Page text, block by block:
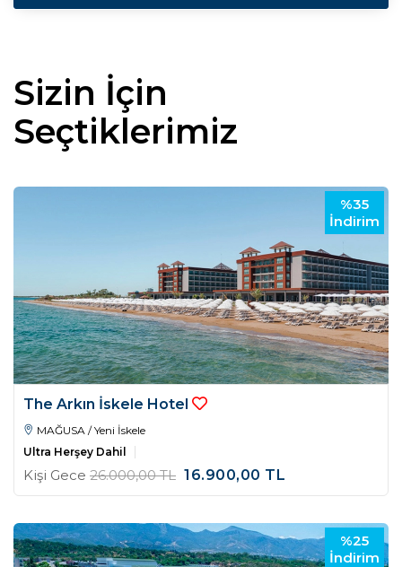
Sizin İçin
Seçtiklerimiz
%35
İndirim
The Arkın İskele Hotel
MAĞUSA / Yeni İskele
Ultra Herşey Dahil
Kişi Gece 26.000,00TL 16.900,00 TL
%25
İndirim